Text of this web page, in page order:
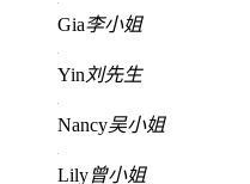
Gia李小姐
Yin 刘先生
Nancy吴小姐
Lily曾小姐